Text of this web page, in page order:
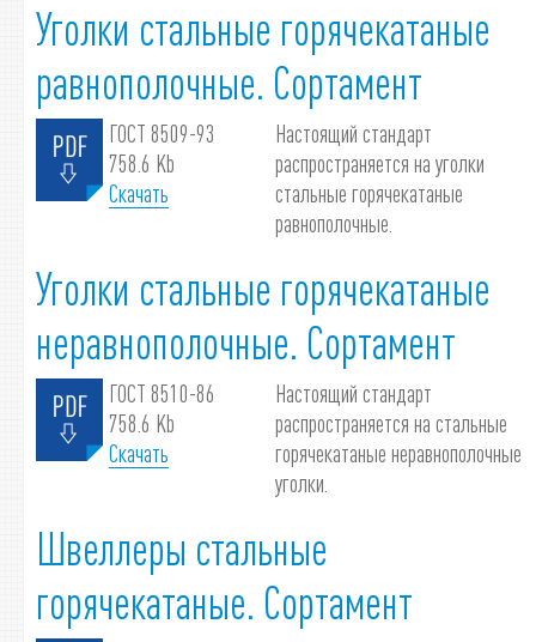
Уголки стальные горячекатаные
равнополочные. Сортамент
ГОСТ 8509-93
758.6 Kb
Скачать
Настоящий стандарт
распространяется на уголки
стальные горячекатаные
равнополочные.
Уголки стальные горячекатаные
неравнополочные. Сортамент
ГОСТ 8510-86
758.6 Kb
Скачать
Настоящий стандарт
распространяется на стальные
горячекатаные неравнополочные
уголки.
Швеллеры стальные
горячекатаные. Сортамент